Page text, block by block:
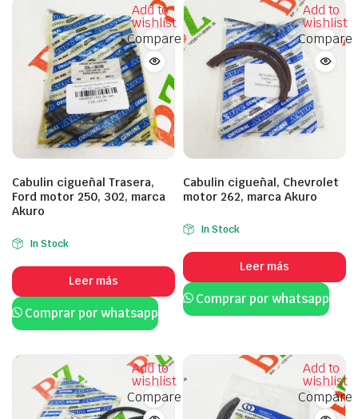
Add to
wishlist
Compare
Cabulin cigueñal Trasera,
Ford motor 250, 302, marca
Akuro
In Stock
Leer más
Comprar por whatsapp
Add to
wishlist
Compare
Cabulin cigueñal, Chevrolet
motor 262, marca Akuro
In Stock
Leer más
Comprar por whatsapp
Add to
wishlist
Compare
Add to
wishlist
Compare